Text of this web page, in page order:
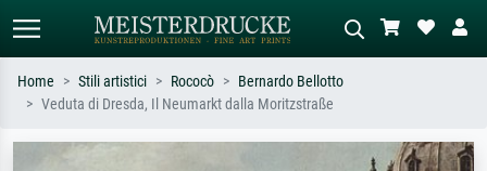
Descrivi la scena – es. prato verde,
Home Stili artistici Rococò
Bernardo Bellotto
Veduta di Dresda, Il Neumarkt dalla Moritzstraße